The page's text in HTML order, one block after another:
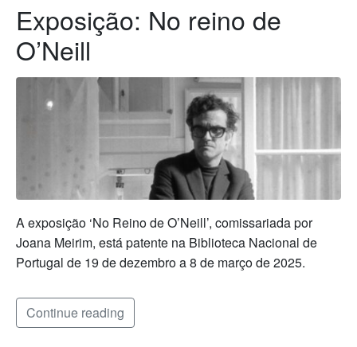
Exposição: No reino de
O’Neill
A exposição ‘No Reino de O’Neill’, comissariada por
Joana Meirim, está patente na Biblioteca Nacional de
Portugal de 19 de dezembro a 8 de março de 2025.
Continue reading